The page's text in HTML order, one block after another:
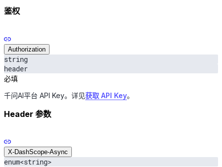
鉴权
Authorization
string
header
必填
千问AI平台 API Key。详见获取 API Key。
Header 参数
X-DashScope-Async
enum<string>